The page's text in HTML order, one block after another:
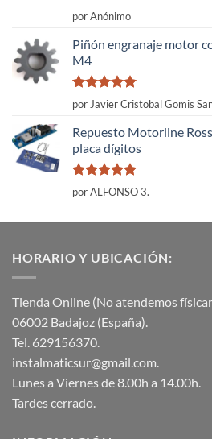
Valorado
con
por Anónimo
Piñón engranaje motor
M4
Valorado
con
por Javier Cristobal Gomis
Repuesto Motorline
placa dígitos
Valorado
con
por ALFONSO 3.
HORARIO Y UBICACIÓN:
Tienda Online (No atendemos
06002 Badajoz (España).
Tel. 629156370.
instalmaticsur@gmail.com.
Lunes a Viernes de 8.00h a 14.00h.
Tardes cerrado.